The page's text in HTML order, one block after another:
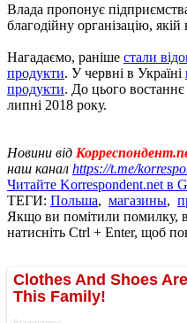
Влада пропонує
благодійну організацію,
Нагадаємо, раніше стали
продукти. У червні в Україні
продукти. До цього востаннє
липні 2018 року.
Новини від
наш канал https://t.me/
Читайте Korrespondent.net в
ТЕГИ: Польша, магазины,
Якщо ви помітили помилку,
натисніть Ctrl + Enter, щоб